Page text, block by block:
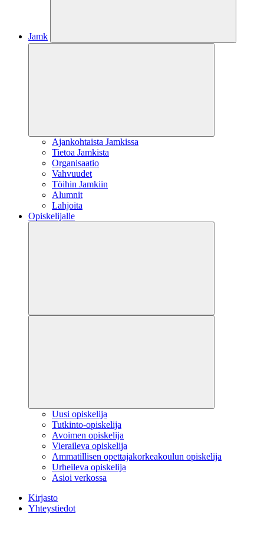
Jamk
Ajankohtaista Jamkissa
Tietoa Jamkista
Organisaatio
Vahvuudet
Töihin Jamkiin
Alumnit
Lahjoita
Opiskelijalle
Uusi opiskelija
Tutkinto-opiskelija
Avoimen opiskelija
Vieraileva opiskelija
Ammatillisen opettajakorkeakoulun opiskelija
Urheileva opiskelija
Asioi verkossa
Kirjasto
Yhteystiedot